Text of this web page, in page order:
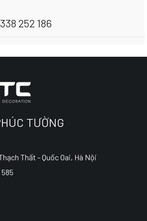
252 186
TƯỜNG
Thất - Quốc Oai, Hà Nội